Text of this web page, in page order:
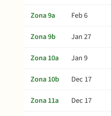
Zona 9a
Feb 6
Zona 9b
Jan 27
Zona 10a
Jan 9
Zona 10b
Dec 17
Zona 11a
Dec 17